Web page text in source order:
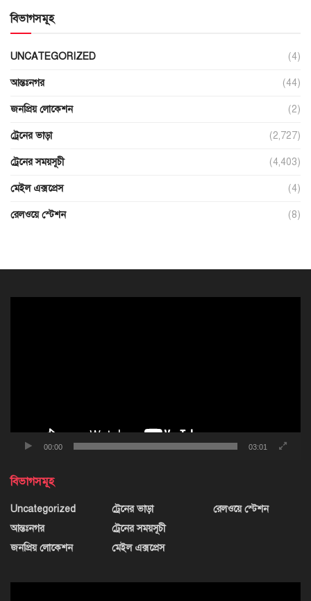
বিভাগসমূহ
UNCATEGORIZED (4)
আন্তঃনগর (44)
জনপ্রিয় লোকেশন (2)
ট্রেনের ভাড়া (2,727)
ট্রেনের সময়সূচী (4,403)
মেইল এক্সপ্রেস (4)
রেলওয়ে স্টেশন (8)
00:00 03:01
বিভাগসমূহ
Uncategorized
আন্তঃনগর
জনপ্রিয় লোকেশন
ট্রেনের ভাড়া
ট্রেনের সময়সূচী
মেইল এক্সপ্রেস
রেলওয়ে স্টেশন